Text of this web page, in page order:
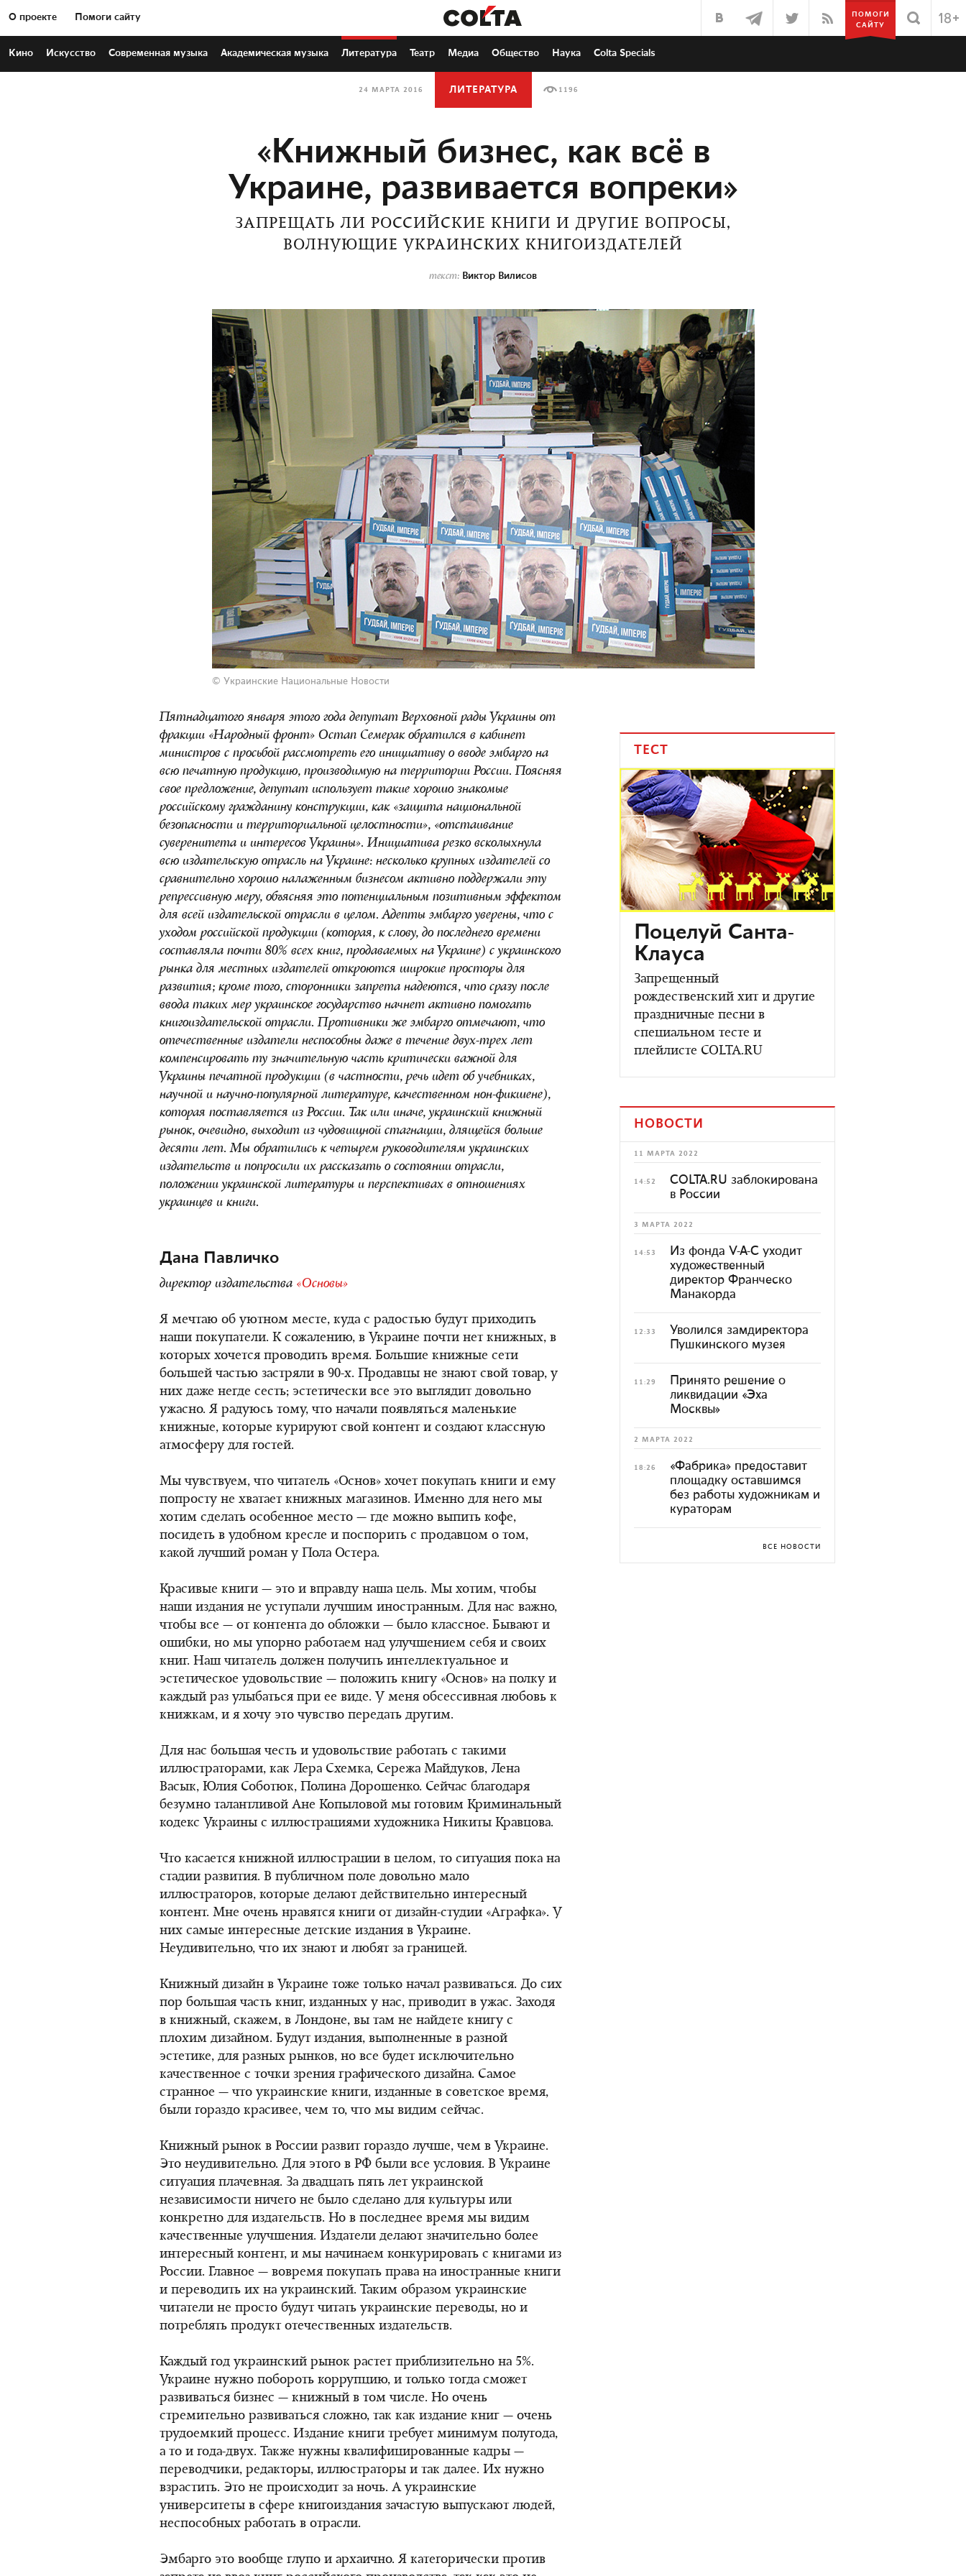
О проекте Помоги сайту
ПОМОГИ
САЙТУ
Кино Искусство Современная музыка Академическая музыка Литература Театр Медиа Общество Наука Colta Specials
24 МАРТА 2016 ЛИТЕРАТУРА 1196
«Книжный бизнес, как всё в
Украине, развивается вопреки»
ЗАПРЕЩАТЬ ЛИ РОССИЙСКИЕ КНИГИ И ДРУГИЕ ВОПРОСЫ,
ВОЛНУЮЩИЕ УКРАИНСКИХ КНИГОИЗДАТЕЛЕЙ
текст: Виктор Вилисов
© Украинские Национальные Новости
Пятнадцатого января этого года депутат Верховной рады Украины от
фракции «Народный фронт» Остап Семерак обратился в кабинет
министров с просьбой рассмотреть его инициативу о вводе эмбарго на
всю печатную продукцию, производимую на территории России. Поясняя
свое предложение, депутат использует такие хорошо знакомые
российскому гражданину конструкции, как «защита национальной
безопасности и территориальной целостности», «отстаивание
суверенитета и интересов Украины». Инициатива резко всколыхнула
всю издательскую отрасль на Украине: несколько крупных издателей со
сравнительно хорошо налаженным бизнесом активно поддержали эту
репрессивную меру, объясняя это потенциальным позитивным эффектом
для всей издательской отрасли в целом. Адепты эмбарго уверены, что с
уходом российской продукции (которая, к слову, до последнего времени
составляла почти 80% всех книг, продаваемых на Украине) с украинского
рынка для местных издателей откроются широкие просторы для
развития; кроме того, сторонники запрета надеются, что сразу после
ввода таких мер украинское государство начнет активно помогать
книгоиздательской отрасли. Противники же эмбарго отмечают, что
отечественные издатели неспособны даже в течение двух-трех лет
компенсировать ту значительную часть критически важной для
Украины печатной продукции (в частности, речь идет об учебниках,
научной и научно-популярной литературе, качественном нон-фикшене),
которая поставляется из России. Так или иначе, украинский книжный
рынок, очевидно, выходит из чудовищной стагнации, длящейся больше
десяти лет. Мы обратились к четырем руководителям украинских
издательств и попросили их рассказать о состоянии отрасли,
положении украинской литературы и перспективах в отношениях
украинцев и книги.
Дана Павличко
директор издательства «Основы»
Я мечтаю об уютном месте, куда с радостью будут приходить
наши покупатели. К сожалению, в Украине почти нет книжных, в
которых хочется проводить время. Большие книжные сети
большей частью застряли в 90-х. Продавцы не знают свой товар, у
них даже негде сесть; эстетически все это выглядит довольно
ужасно. Я радуюсь тому, что начали появляться маленькие
книжные, которые курируют свой контент и создают классную
атмосферу для гостей.
Мы чувствуем, что читатель «Основ» хочет покупать книги и ему
попросту не хватает книжных магазинов. Именно для него мы
хотим сделать особенное место — где можно выпить кофе,
посидеть в удобном кресле и поспорить с продавцом о том,
какой лучший роман у Пола Остера.
Красивые книги — это и вправду наша цель. Мы хотим, чтобы
наши издания не уступали лучшим иностранным. Для нас важно,
чтобы все — от контента до обложки — было классное. Бывают и
ошибки, но мы упорно работаем над улучшением себя и своих
книг. Наш читатель должен получить интеллектуальное и
эстетическое удовольствие — положить книгу «Основ» на полку и
каждый раз улыбаться при ее виде. У меня обсессивная любовь к
книжкам, и я хочу это чувство передать другим.
Для нас большая честь и удовольствие работать с такими
иллюстраторами, как Лера Схемка, Сережа Майдуков, Лена
Васык, Юлия Соботюк, Полина Дорошенко. Сейчас благодаря
безумно талантливой Ане Копыловой мы готовим Криминальный
кодекс Украины с иллюстрациями художника Никиты Кравцова.
Что касается книжной иллюстрации в целом, то ситуация пока на
стадии развития. В публичном поле довольно мало
иллюстраторов, которые делают действительно интересный
контент. Мне очень нравятся книги от дизайн-студии «Аграфка». У
них самые интересные детские издания в Украине.
Неудивительно, что их знают и любят за границей.
Книжный дизайн в Украине тоже только начал развиваться. До сих
пор большая часть книг, изданных у нас, приводит в ужас. Заходя
в книжный, скажем, в Лондоне, вы там не найдете книгу с
плохим дизайном. Будут издания, выполненные в разной
эстетике, для разных рынков, но все будет исключительно
качественное с точки зрения графического дизайна. Самое
странное — что украинские книги, изданные в советское время,
были гораздо красивее, чем то, что мы видим сейчас.
Книжный рынок в России развит гораздо лучше, чем в Украине.
Это неудивительно. Для этого в РФ были все условия. В Украине
ситуация плачевная. За двадцать пять лет украинской
независимости ничего не было сделано для культуры или
конкретно для издательств. Но в последнее время мы видим
качественные улучшения. Издатели делают значительно более
интересный контент, и мы начинаем конкурировать с книгами из
России. Главное — вовремя покупать права на иностранные книги
и переводить их на украинский. Таким образом украинские
читатели не просто будут читать украинские переводы, но и
потреблять продукт отечественных издательств.
Каждый год украинский рынок растет приблизительно на 5%.
Украине нужно побороть коррупцию, и только тогда сможет
развиваться бизнес — книжный в том числе. Но очень
стремительно развиваться сложно, так как издание книг — очень
трудоемкий процесс. Издание книги требует минимум полугода,
а то и года-двух. Также нужны квалифицированные кадры —
переводчики, редакторы, иллюстраторы и так далее. Их нужно
взрастить. Это не происходит за ночь. А украинские
университеты в сфере книгоиздания зачастую выпускают людей,
неспособных работать в отрасли.
Эмбарго это вообще глупо и архаично. Я категорически против
ТЕСТ
Поцелуй Санта-
Клауса
Запрещенный
рождественский хит и другие
праздничные песни в
специальном тесте и
плейлисте COLTA.RU
НОВОСТИ
11 МАРТА 2022
14:52
COLTA.RU заблокирована
в России
3 МАРТА 2022
14:53
Из фонда V-A-C уходит
художественный
директор Франческо
Манакорда
12:33
Уволился замдиректора
Пушкинского музея
11:29
Принято решение о
ликвидации «Эха
Москвы»
2 МАРТА 2022
18:26
«Фабрика» предоставит
площадку оставшимся
без работы художникам и
кураторам
ВСЕ НОВОСТИ